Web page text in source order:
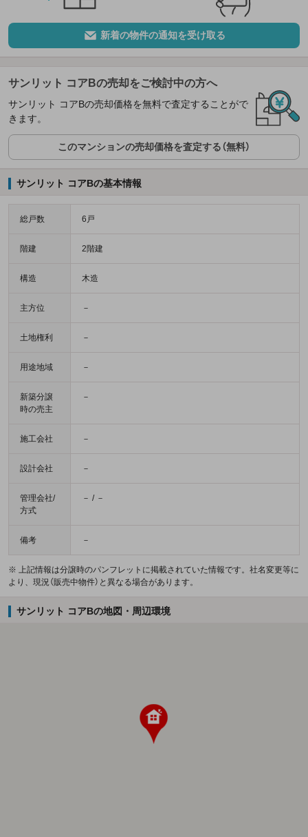
新着の物件の通知を受け取る
サンリット コアBの売却をご検討中の方へ
サンリット コアBの売却価格を無料で査定することがで
きます。
このマンションの売却価格を査定する（無料）
サンリット コアBの基本情報
総戸数 6戸
階建 2階建
構造 木造
主方位 －
土地権利 －
用途地域 －
新築分譲
時の売主
－
施工会社 －
設計会社 －
管理会社/
方式
－ / －
備考 －
※ 上記情報は分譲時のパンフレットに掲載されていた情報です。社名変更等に
より、現況（販売中物件）と異なる場合があります。
サンリット コアBの地図・周辺環境